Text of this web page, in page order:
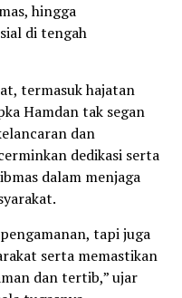
hingga
di tengah
termasuk hajatan
Hamdan tak segan
dan
dedikasi serta
dalam menjaga
tapi juga
serta memastikan
dan tertib,” ujar